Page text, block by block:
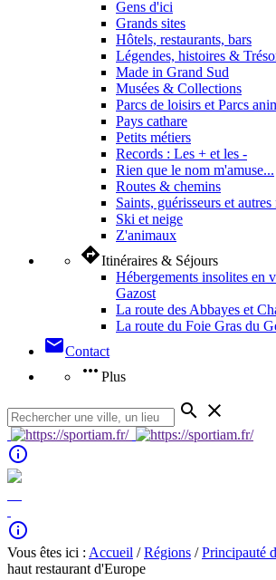
Gens d'ici
Grands sites
Hôtels, restaurants, bars
Légendes, histoires &
Made in Grand Sud
Musées & Collections
Parcs de loisirs et Parcs
Pays cathare
Petits métiers
Records : Les + et les -
Rien que le nom m'amuse...
Routes & chemins
Saints, guérisseurs et
Ski et neige
Z'animaux
directionsItinéraires & Séjours
Hébergements insolites en
Gazost
La route des Abbayes et
La route du Foie Gras du
mailContact
more_horiz Plus
search close
info_outline
info_outline
Vous êtes ici : Accueil /Régions /Principauté
haut restaurant d'Europe